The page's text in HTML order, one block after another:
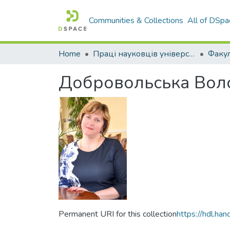
Communities & Collections All of
Home Праці науковців університету
Добровольська
Permanent URI for this collectionhttps://